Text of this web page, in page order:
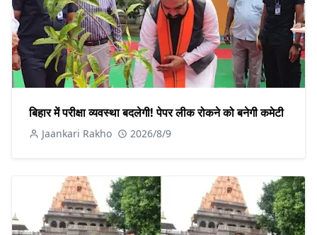
बिहार में परीक्षा व्यवस्था बदलेगी! पेपर लीक रोकने को बनेगी कमेटी
Jaankari Rakho 2026/8/9